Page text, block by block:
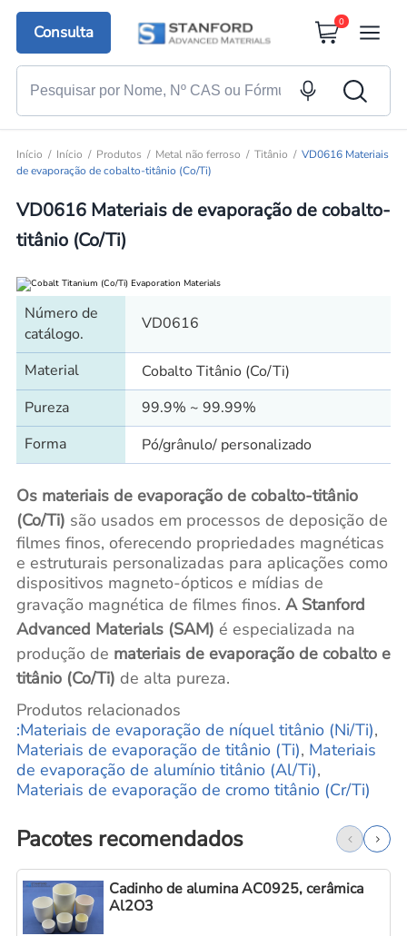
Consulta
0
Início Início Produtos Metal não ferroso Titânio
VD0616 Materiais
de evaporação de cobalto-titânio (Co/Ti)
VD0616 Materiais de evaporação de cobalto-
titânio (Co/Ti)
Número de
catálogo.
VD0616
Material
Cobalto Titânio (Co/Ti)
Pureza
99.9% ~ 99.99%
Forma
Pó/grânulo/ personalizado
Os materiais de evaporação de cobalto-titânio
(Co/Ti) são usados em processos de deposição de
filmes finos, oferecendo propriedades magnéticas
e estruturais personalizadas para aplicações como
dispositivos magneto-ópticos e mídias de
gravação magnética de filmes finos. A Stanford
Advanced Materials (SAM) é especializada na
produção de materiais de evaporação de cobalto e
titânio (Co/Ti) de alta pureza.
Produtos relacionados
:Materiais de evaporação de níquel titânio (Ni/Ti),
Materiais de evaporação de titânio (Ti), Materiais
de evaporação de alumínio titânio (Al/Ti),
Materiais de evaporação de cromo titânio (Cr/Ti)
Pacotes recomendados
Cadinho de alumina AC0925, cerâmica
Al2O3